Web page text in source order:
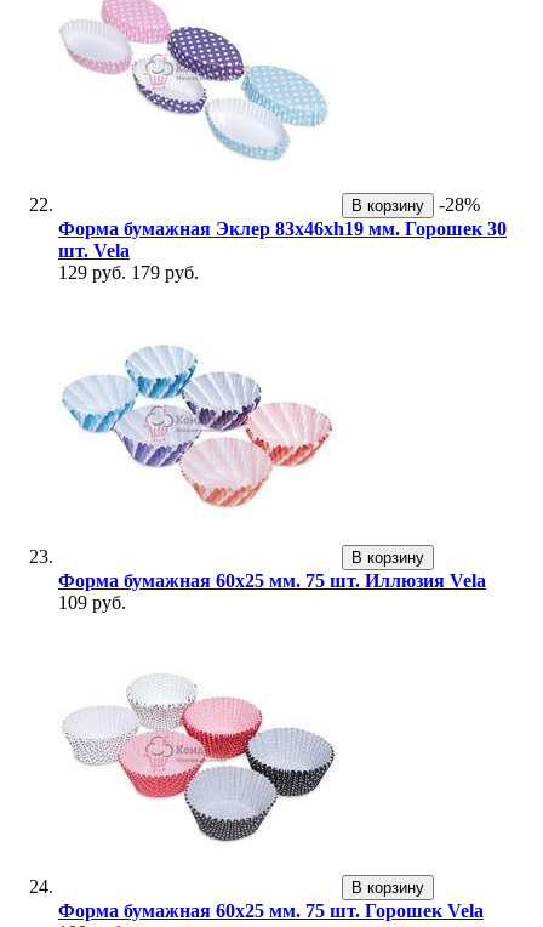
В корзину
-28%
Форма бумажная Эклер 83х46хh19 мм. Горошек 30
шт. Vela
129 руб. 179 руб.
В корзину
Форма бумажная 60х25 мм. 75 шт. Иллюзия Vela
109 руб.
В корзину
Форма бумажная 60х25 мм. 75 шт. Горошек Vela